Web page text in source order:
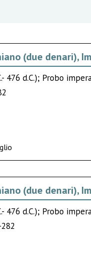
(due denari),
476 d.C.); Probo
(due denari),
476 d.C.); Probo